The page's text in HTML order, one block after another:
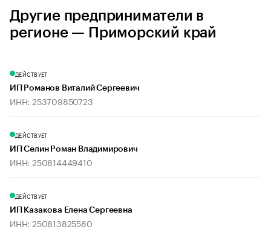
Другие предприниматели в
регионе — Приморский край
ДЕЙСТВУЕТ
ИП Романов Виталий Сергеевич
ИНН: 253709850723
ДЕЙСТВУЕТ
ИП Селин Роман Владимирович
ИНН: 250814449410
ДЕЙСТВУЕТ
ИП Казакова Елена Сергеевна
ИНН: 250813825580